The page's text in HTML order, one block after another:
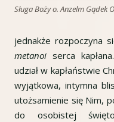
Sługa Boży o. Anzelm Gądek
jednakże rozpoczyna
metanoi serca
udział w kapłaństwie
wyjątkowa, intymna
utożsamienie się Nim,
do osobistej